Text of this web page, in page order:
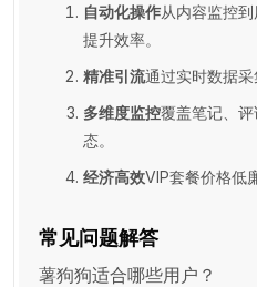
自动化操作从内容监控
提升效率。
精准引流通过实时数据采
多维度监控覆盖笔记、
态。
经济高效VIP套餐价格低
常见问题解答
薯狗狗适合哪些用户？